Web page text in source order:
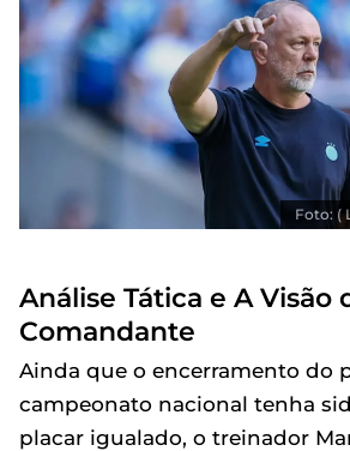
Foto: (
Análise Tática e A Visão
Comandante
Ainda que o encerramento do
campeonato nacional tenha
placar igualado, o treinador